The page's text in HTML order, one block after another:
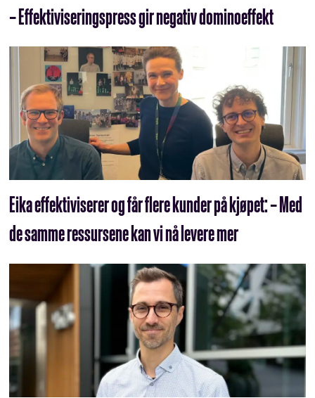
– Effektiviseringspress gir negativ dominoeffekt
Eika effektiviserer og får flere kunder på kjøpet: – Med
de samme ressursene kan vi nå levere mer